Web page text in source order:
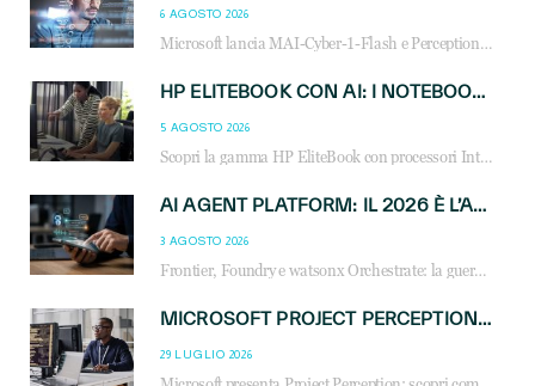
6 AGOSTO 2026
Microsoft lancia MAI-Cyber-1-Flash e Perception: cybersecurity agentica in preview dal 3 novembre. Cosa cambia per MSP, system integrator e reseller.
HP ELITEBOOK CON AI: I NOTEBOOK BUSINESS INTELLIGENTI CHE TRASFORMANO PRODUTTIVITÀ, SICUREZZA E LAVORO IBRIDO
5 AGOSTO 2026
Scopri la gamma HP EliteBook con processori Intel® Core™ Ultra e AMD Ryzen™ AI. Notebook business progettati per aumentare la produttività, migliorare la collaborazione e garantire sicurezza avanzata in ufficio e in mobilità.
AI AGENT PLATFORM: IL 2026 È L’ANNO DEL «SISTEMA OPERATIVO» PER GLI AGENTI AZIENDALI
3 AGOSTO 2026
Frontier, Foundry e watsonx Orchestrate: la guerra delle piattaforme AI agent ridisegna il mercato IT. Cosa cambia per reseller, MSP e system integrator.
MICROSOFT PROJECT PERCEPTION: COME GLI AGENTI AI CAMBIERANNO SOC, CYBERSECURITY E SERVIZI MSP
29 LUGLIO 2026